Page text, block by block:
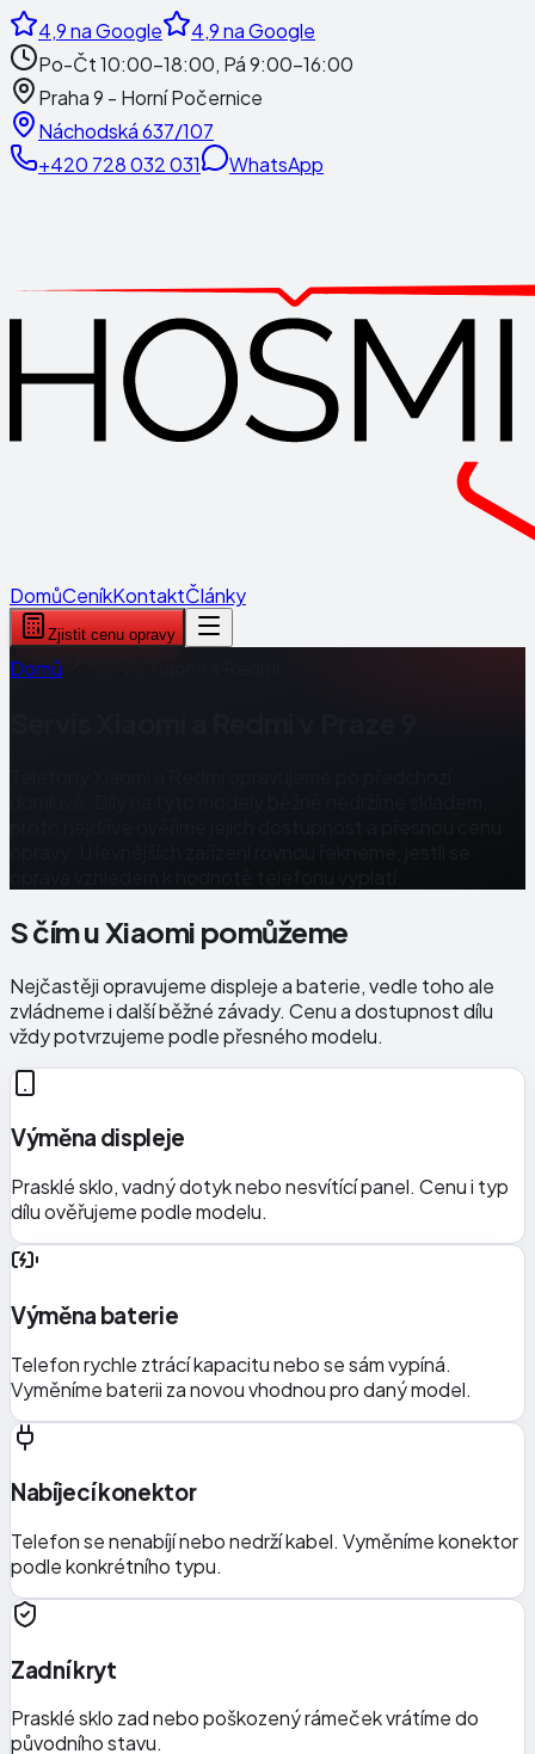
4,9na Google 4,9na Google
Po-Čt 10:00-18:00, Pá 9:00-16:00
Praha 9 - Horní Počernice
Náchodská 637/107
+420 728 032 031
WhatsApp
DomůCeníkKontaktČlánky
Zjistit cenu opravy
Domů
S čím u Xiaomi pomůžeme
Nejčastěji opravujeme displeje a baterie, vedle toho ale
zvládneme i další běžné závady. Cenu a dostupnost dílu
vždy potvrzujeme podle přesného modelu.
Výměna displeje
Prasklé sklo, vadný dotyk nebo nesvítící panel. Cenu i typ
dílu ověřujeme podle modelu.
Výměna baterie
Telefon rychle ztrácí kapacitu nebo se sám vypíná.
Vyměníme baterii za novou vhodnou pro daný model.
Nabíjecí konektor
Telefon se nenabíjí nebo nedrží kabel. Vyměníme konektor
podle konkrétního typu.
Zadní kryt
Prasklé sklo zad nebo poškozený rámeček vrátíme do
původního stavu.